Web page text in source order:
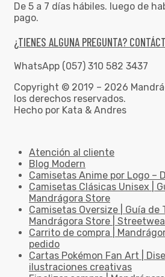
De 5 a 7 días hábiles. luego de
pago.
¿TIENES ALGUNA PREGUNTA?
WhatsApp (057) 310 582 3437
Copyright © 2019 – 2026
los derechos reservados.
Hecho por Kata & Andres
Atención al cliente
Blog Modern
Camisetas Anime por Logo –
Camisetas Clásicas Unisex |
Mandrágora Store
Camisetas Oversize | Guía de
Mandrágora Store |
Carrito de compra |
pedido
Cartas Pokémon Fan Art |
ilustraciones creativas